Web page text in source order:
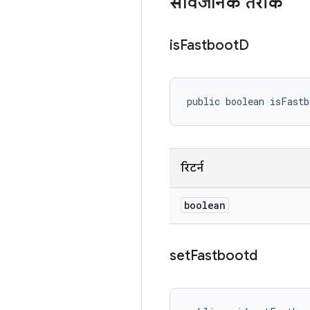
isFastbootD
public boolean
रिटर्न
boolean
setFastbootd